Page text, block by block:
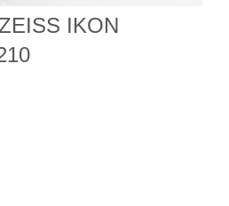
IKON